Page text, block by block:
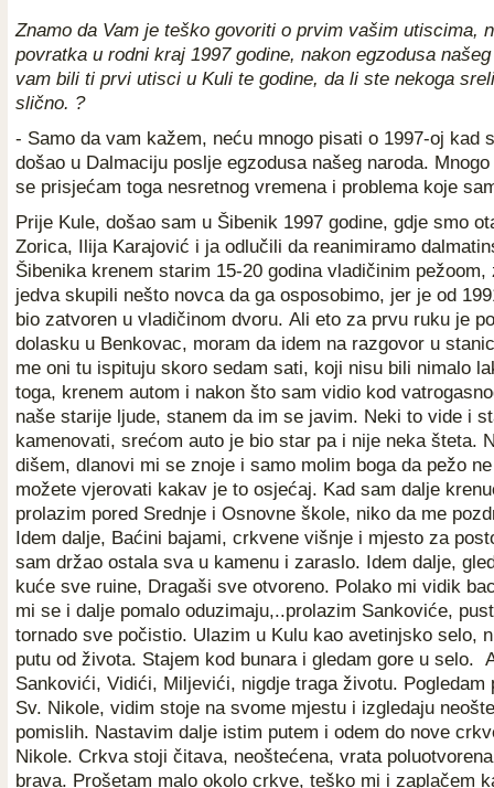
Znamo da Vam je teško govoriti o prvim vašim utiscima,
povratka u rodni kraj 1997 godine, nakon egzodusa
vam bili ti prvi utisci u Kuli te godine, da li ste nekoga
slično. ?
- Samo da vam kažem, neću mnogo pisati o 1997-oj kad
došao u Dalmaciju poslje egzodusa našeg naroda.
se prisjećam toga nesretnog vremena i problema koje
Prije Kule, došao sam u Šibenik 1997 godine, gdje smo
Zorica, Ilija Karajović i ja odlučili da reanimiramo
Šibenika krenem starim 15-20 godina vladičinim pežoom,
jedva skupili nešto novca da ga osposobimo, jer je od
bio zatvoren u vladičinom dvoru. Ali eto za prvu ruku je
dolasku u Benkovac, moram da idem na razgovor u
me oni tu ispituju skoro sedam sati, koji nisu bili nimalo
toga, krenem autom i nakon što sam vidio kod
naše starije ljude, stanem da im se javim. Neki to vide i
kamenovati, srećom auto je bio star pa i nije neka šteta.
dišem, dlanovi mi se znoje i samo molim boga da pežo
možete vjerovati kakav je to osjećaj. Kad sam dalje
prolazim pored Srednje i Osnovne škole, niko da me
Idem dalje, Baćini bajami, crkvene višnje i mjesto za
sam držao ostala sva u kamenu i zaraslo. Idem dalje,
kuće sve ruine, Dragaši sve otvoreno. Polako mi vidik
mi se i dalje pomalo oduzimaju,..prolazim Sankoviće,
tornado sve počistio. Ulazim u Kulu kao avetinjsko selo,
putu od života. Stajem kod bunara i gledam gore u selo.
Sankovići, Vidići, Miljevići, nigdje traga životu. Pogledam
Sv. Nikole, vidim stoje na svome mjestu i izgledaju
pomislih. Nastavim dalje istim putem i odem do nove
Nikole. Crkva stoji čitava, neoštećena, vrata
brava. Prošetam malo okolo crkve, teško mi i zaplačem